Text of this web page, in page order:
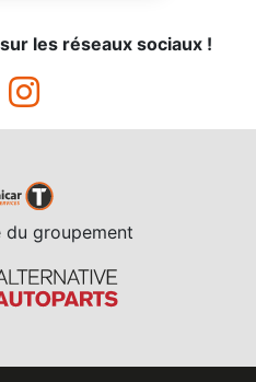
les réseaux sociaux !
du groupement